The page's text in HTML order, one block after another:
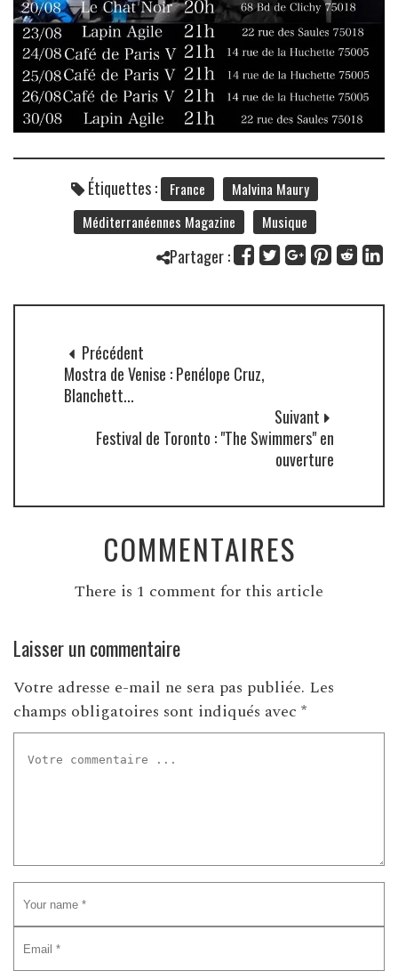
Étiquettes : France
Malvina Maury
Méditerranéennes Magazine
Musique
Partager :
Précédent
Mostra de Venise : Penélope Cruz,
Blanchett...
Suivant
Festival de Toronto : "The Swimmers" en
ouverture
COMMENTAIRES
There is 1 comment for this article
Laisser un commentaire
Votre adresse e-mail ne sera pas publiée. Les
champs obligatoires sont indiqués avec *